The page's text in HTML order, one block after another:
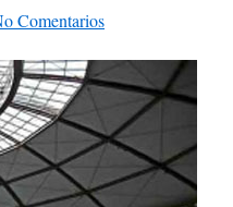
Comentarios